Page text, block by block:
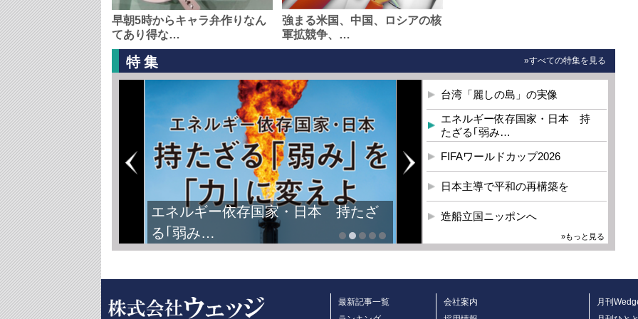
早朝5時からキャラ弁作りなん
てあり得な…
強まる米国、中国、ロシアの核
軍拡競争、…
特集 »すべての特集を見る
エネルギー依存国家・日本 持たざ
る｢弱み…
台湾「麗しの島」の実像
エネルギー依存国家・日本 持
たざる｢弱み…
FIFAワールドカップ2026
日本主導で平和の再構築を
造船立国ニッポンへ
»もっと見る
最新記事一覧
会社案内
月刊